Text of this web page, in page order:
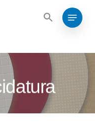
Search
Menu